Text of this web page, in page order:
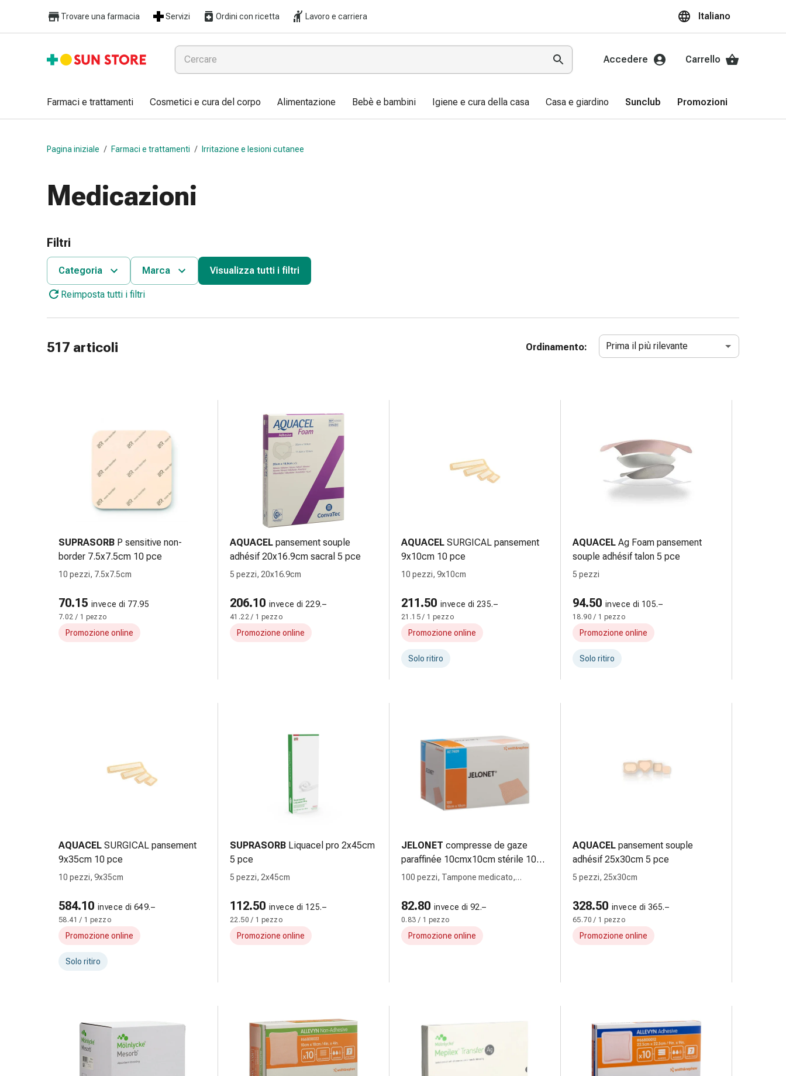
Farmaci
Raffreddore
Caramelle
Mal
Influenza
Tosse
Inalatori
e
accessori
Doccia
il
elastiche
Compresse
Medicazioni
dita
Cerotti
di
Strisce
di
garza
medicazione
Ustioni
scottature
Set
di
ricambio
Medicazioni
Unguenti
Medicazioni
spray
Suture
cutanee
Trovare una farmacia Servizi Ordini con ricetta Lavoro e carriera Italiano
Accedere Carrello
Farmaci e trattamenti Cosmetici e cura del corpo Alimentazione Bebè e bambini Igiene e cura della casa Casa e giardino Sunclub Promozioni
Pagina iniziale / Farmaci e trattamenti / Irritazione e lesioni cutanee
Medicazioni
Filtri
Categoria Marca Visualizza tutti i filtri
Reimposta tutti i filtri
517 articoli Ordinamento: Prima il più rilevante
SUPRASORB P sensitive non-
border 7.5x7.5cm 10 pce
10 pezzi, 7.5x7.5cm
70.15 invece di 77.95
7.02 / 1 pezzo
Promozione online
AQUACEL pansement souple
adhésif 20x16.9cm sacral 5 pce
5 pezzi, 20x16.9cm
206.10 invece di 229.–
41.22 / 1 pezzo
Promozione online
AQUACEL SURGICAL pansement
9x10cm 10 pce
10 pezzi, 9x10cm
211.50 invece di 235.–
21.15 / 1 pezzo
Promozione online
Solo ritiro
AQUACEL Ag Foam pansement
souple adhésif talon 5 pce
5 pezzi
94.50 invece di 105.–
18.90 / 1 pezzo
Promozione online
Solo ritiro
AQUACEL SURGICAL pansement
9x35cm 10 pce
10 pezzi, 9x35cm
584.10 invece di 649.–
58.41 / 1 pezzo
Promozione online
Solo ritiro
SUPRASORB Liquacel pro 2x45cm
5 pce
5 pezzi, 2x45cm
112.50 invece di 125.–
22.50 / 1 pezzo
Promozione online
JELONET compresse de gaze
paraffinée 10cmx10cm stérile 100
pce
100 pezzi, Tampone medicato,
82.80 invece di 92.–
0.83 / 1 pezzo
Promozione online
AQUACEL pansement souple
adhésif 25x30cm 5 pce
5 pezzi, 25x30cm
328.50 invece di 365.–
65.70 / 1 pezzo
Promozione online